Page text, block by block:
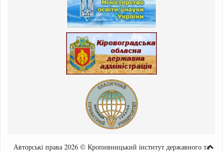
Авторські права 2026 © Кропивницький інститут державного та